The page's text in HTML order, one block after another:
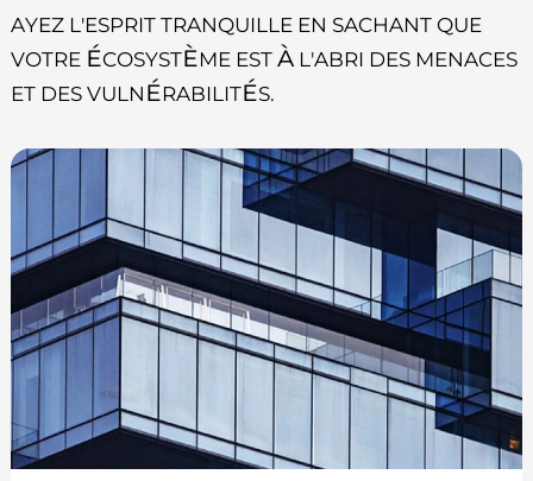
Ayez l'esprit tranquille en sachant que
votre écosystème est à l'abri des menaces
et des vulnérabilités.